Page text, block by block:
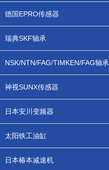
德国EPRO传感器
瑞典SKF轴承
NSK/NTN/FAG/TIMKEN/FAG轴承
神视SUNX传感器
日本安川变频器
太阳铁工油缸
日本椿本减速机